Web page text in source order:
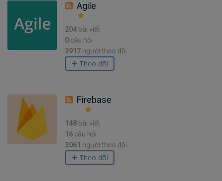
Agile
204 bài viết
0 câu hỏi
3917 người theo dõi
Theo dõi
Firebase
148 bài viết
16 câu hỏi
3061 người theo dõi
Theo dõi